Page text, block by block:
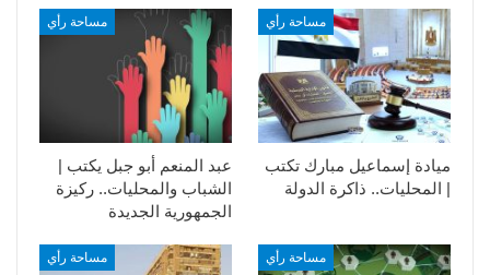
مساحة رأي
عبد المنعم أبو جبل يكتب |
الشباب والمحليات.. ركيزة
الجمهورية الجديدة
مساحة رأي
ميادة إسماعيل مبارك تكتب
| المحليات.. ذاكرة الدولة
مساحة رأي مساحة رأي